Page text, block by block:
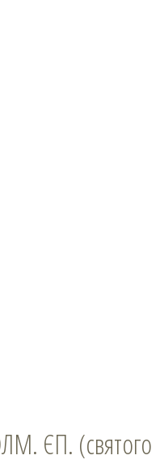
ЄП. (святого